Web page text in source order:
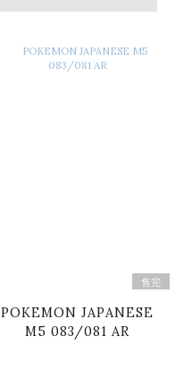
售完
POKEMON JAPANESE
M5 083/081 AR